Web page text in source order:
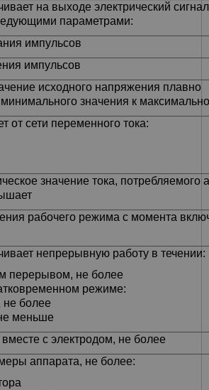
на выходе электрический
параметрами:
импульсов
импульсов
исходного напряжения плавно
минимального значения к
от сети переменного тока:
значение тока,
рабочего режима с момента
непрерывную работу в течении:
перерывом, не более
режиме:
более
меньше
с электродом, не более
аппарата, не более: